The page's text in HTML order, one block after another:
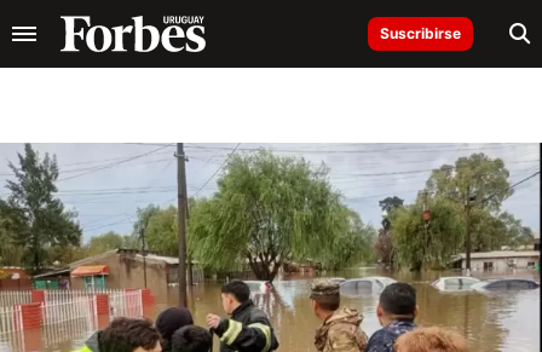
Suscribirse